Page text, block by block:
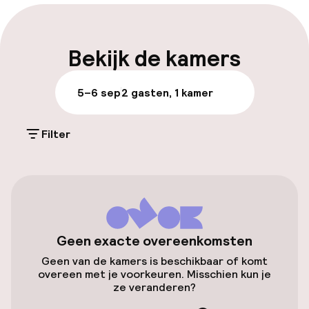
Vroeg inchecken mogelijk
Laat uitchecken mogelijk
Meertalige medewerkers
Bagageruimte
Parkeergelegenheid op eigen terrein
(buiten)
Parkeergelegenheid op eigen terrein
Bekijk de kamers
5–6 sep2 gasten, 1 kamer
Filter
Geen exacte overeenkomsten
Geen van de kamers is beschikbaar of komt
overeen met je voorkeuren. Misschien kun je
ze veranderen?